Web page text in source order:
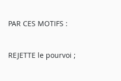
PAR CES MOTIFS :
REJETTE le pourvoi ;